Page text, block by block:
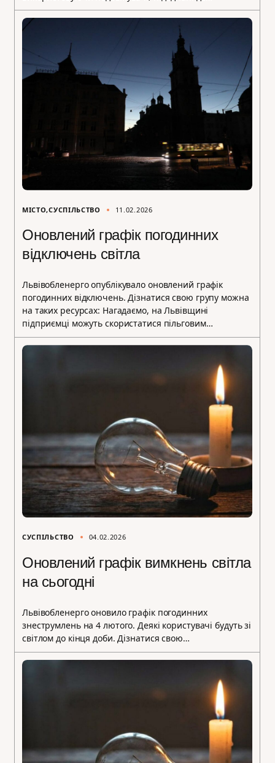
МІСТО СУСПІЛЬСТВО 11.02.2026
Оновлений графік погодинних
відключень світла
Львівобленерго опублікувало оновлений графік
погодинних відключень. Дізнатися свою групу можна
на таких ресурсах: Нагадаємо, на Львівщині
підприємці можуть скористатися пільговим…
СУСПІЛЬСТВО 04.02.2026
Оновлений графік вимкнень світла
на сьогодні
Львівобленерго оновило графік погодинних
знеструмлень на 4 лютого. Деякі користувачі будуть зі
світлом до кінця доби. Дізнатися свою…